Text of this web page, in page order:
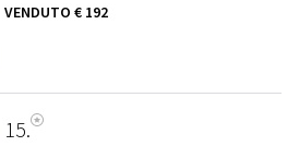
VENDUTO € 192
15